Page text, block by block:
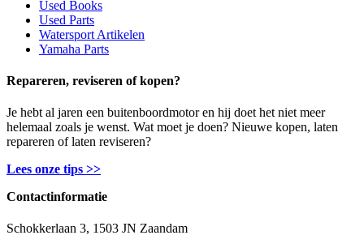
Used Books
Used Parts
Watersport Artikelen
Yamaha Parts
Repareren, reviseren of kopen?
Je hebt al jaren een buitenboordmotor en hij doet het niet meer
helemaal zoals je wenst. Wat moet je doen? Nieuwe kopen, laten
repareren of laten reviseren?
Lees onze tips >>
Contactinformatie
Schokkerlaan 3, 1503 JN Zaandam